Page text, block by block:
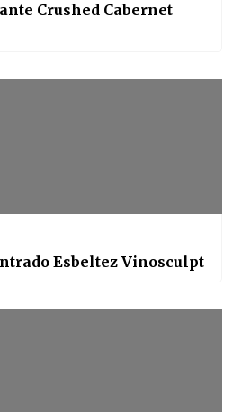
Crushed Cabernet
Esbeltez Vinosculpt